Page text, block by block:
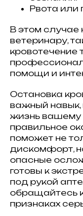
Рвота или
В этом случае
ветеринару,
кровотечение
помощи и
Остановка
важный навык,
жизнь вашему
правильное
поможет не
дискомфорт,
опасные
готовы к
под рукой
обращайтесь
признаках